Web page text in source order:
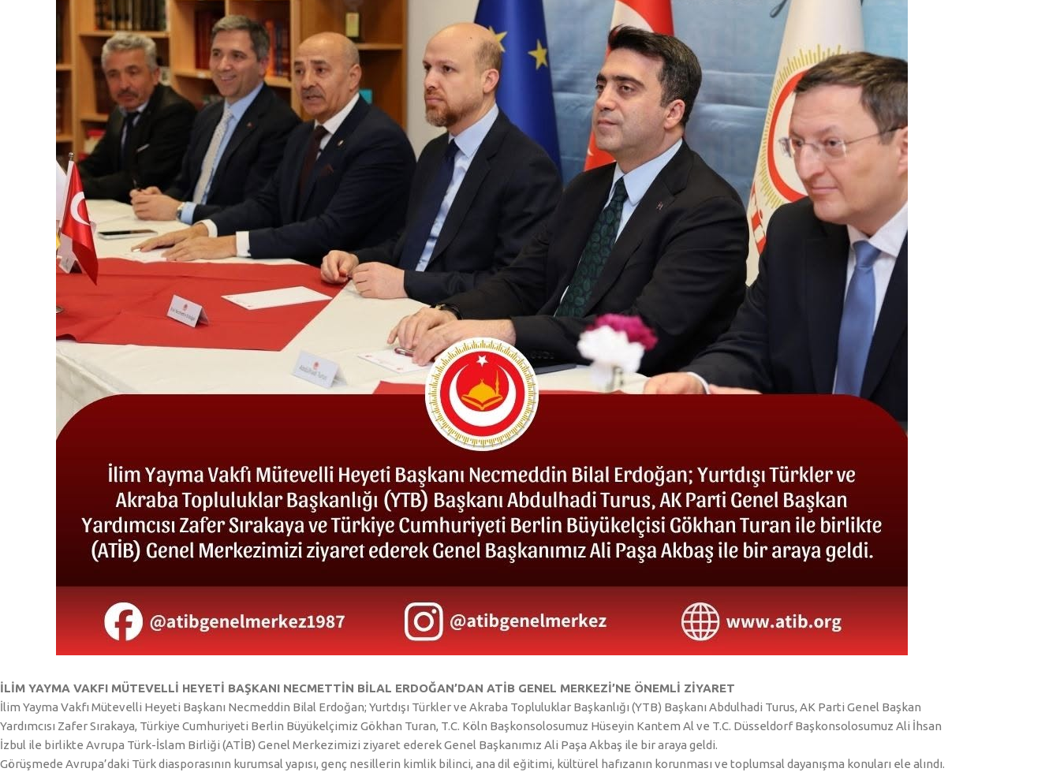
İLİM YAYMA VAKFI MÜTEVELLİ HEYETİ BAŞKANI NECMETTİN BİLAL ERDOĞAN’DAN ATİB GENEL MERKEZİ’NE ÖNEMLİ ZİYARET
İlim Yayma Vakfı Mütevelli Heyeti Başkanı Necmeddin Bilal Erdoğan; Yurtdışı Türkler ve Akraba Topluluklar Başkanlığı (YTB) Başkanı Abdulhadi Turus, AK Parti Genel Başkan
Yardımcısı Zafer Sırakaya, Türkiye Cumhuriyeti Berlin Büyükelçimiz Gökhan Turan, T.C. Köln Başkonsolosumuz Hüseyin Kantem Al ve T.C. Düsseldorf Başkonsolosumuz Ali İhsan
İzbul ile birlikte Avrupa Türk-İslam Birliği (ATİB) Genel Merkezimizi ziyaret ederek Genel Başkanımız Ali Paşa Akbaş ile bir araya geldi.
Görüşmede Avrupa’daki Türk diasporasının kurumsal yapısı, genç nesillerin kimlik bilinci, ana dil eğitimi, kültürel hafızanın korunması ve toplumsal dayanışma konuları ele alındı.